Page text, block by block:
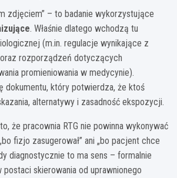
zdjęciem” – to badanie wykorzystujące
. Właśnie dlatego wchodzą tu
(m.in. regulacje wynikające z
oraz rozporządzeń dotyczących
promieniowania w medycynie).
dokumentu, który potwierdza, że ktoś
alternatywy i zasadność ekspozycji.
że pracownia RTG nie powinna wykonywać
fizjo zasugerował” ani „bo pacjent chce
diagnostycznie to ma sens – formalnie
skierowania od uprawnionego